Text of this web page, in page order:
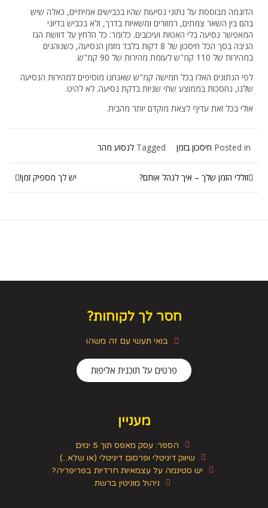
הדוגמה מבוססת על נתוני נסיעות שהיו בכבישים אמיתיים, כאלה שיש
בהם בין השאר צמתים, רמזורים ומשאיות בדרך, ולא בכביש בדיוני
המאפשר נסיעה בלי האטות ועיכובים. כלומר: כל הלחץ על דוושת הגז
הניבה בסך הכל חיסכון של 8 דקות בלבד מזמן הנסיעה, כשנוהגים
במהירות של 110 קמ"ש לעומת מהירות של 90 קמ"ש.
לפי הנתונים האלו בכל חמישה קמ"ש שאנחנו מוסיפים למהירות הנסיעה
שלנו, נחסכות בממוצע שתי שניות בדקת נסיעה. לא להיט.
אולי בכל זאת עדיף לצאת מוקדם יותר מהבית.
Posted in חיסכון בזמן Tagged לנסוע מהר
זוללי הזמן שלך – איך לנהל אותם? יש לך מספיק זמן!
חסר לך לקוחות?
בואי תעשי עם זה משהו
פרטים על תוכנית אליפות
מעניין
הספר: עסק מאפס תוך 5 ימים
שיווק דיגיטלי ופרסום דיגיטלי (או שלא...)
יש סטיגמה על עצמאיות חרדיות בפריפריה?
ניהול מוניטין ברשת